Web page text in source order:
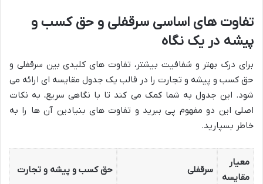
تفاوت های اساسی سرقفلی و حق کسب و
پیشه در یک نگاه
برای درک بهتر و شفافیت بیشتر، تفاوت های کلیدی بین سرقفلی و
حق کسب و پیشه و تجارت را در قالب یک جدول مقایسه ای ارائه می
شود. این جدول به شما کمک می کند تا با نگاهی سریع، به نکات
اصلی این دو مفهوم پی ببرید و تفاوت های بنیادین آن ها را به
خاطر بسپارید.
معیار
مقایسه
سرقفلی حق کسب و پیشه و تجارت